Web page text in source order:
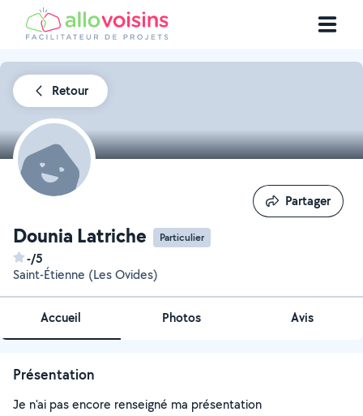
Retour
Dounia Latriche Particulier
-/5
Saint-Étienne (Les Ovides)
Partager
Partager
Accueil Photos Avis
Présentation
Je n'ai pas encore renseigné ma présentation